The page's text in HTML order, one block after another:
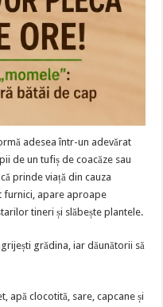
adesea într-un adevărat
de un tufiș de coacăze sau
prinde viață din cauza
furnici, apare aproape
tineri și slăbește plantele.
grădina, iar dăunătorii să
apă clocotită, sare, capcane și